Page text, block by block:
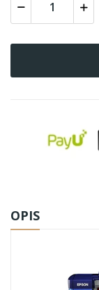
OPIS